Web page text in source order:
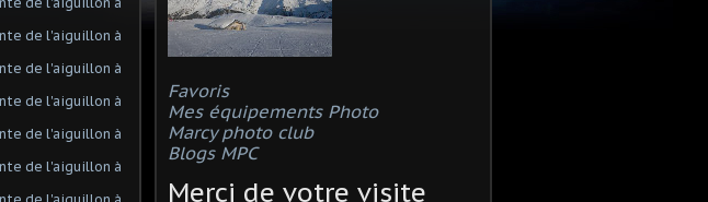
Favoris
Mes équipements Photo
Marcy photo club
Blogs MPC
Merci de votre visite